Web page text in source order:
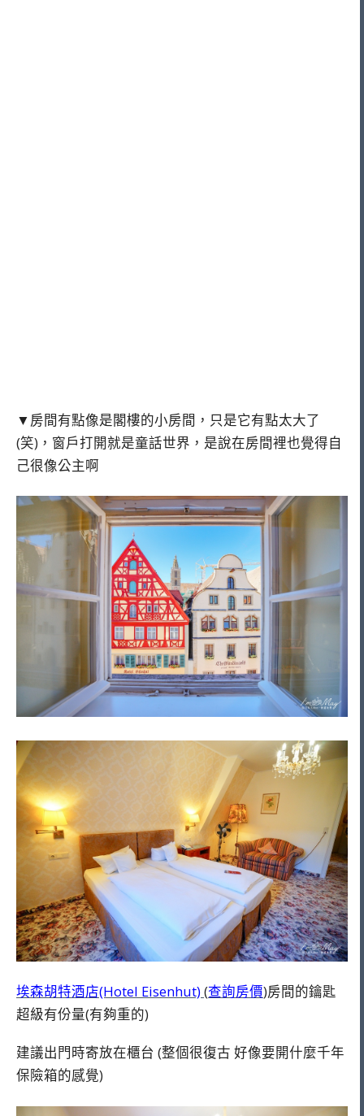
▼房間有點像是閣樓的小房間，只是它有點太大了
(笑)，窗戶打開就是童話世界，是說在房間裡也覺得自
己很像公主啊
埃森胡特酒店(Hotel Eisenhut)(查詢房價)房間的鑰匙
超級有份量(有夠重的)
建議出門時寄放在櫃台 (整個很復古 好像要開什麼千年
保險箱的感覺)